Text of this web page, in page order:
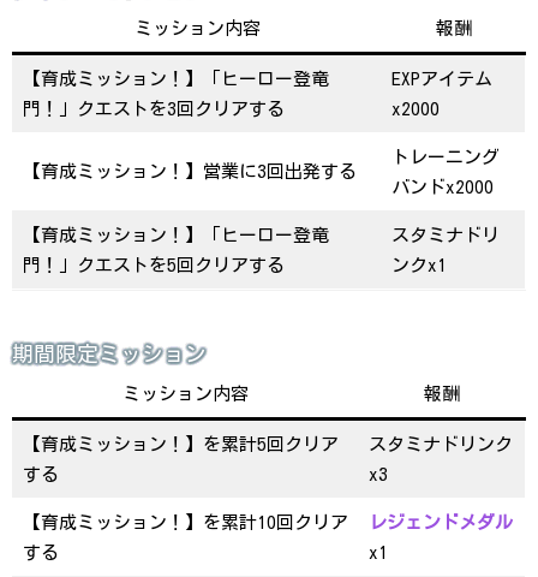
ミッション内容 報酬
【育成ミッション！】「ヒーロー登竜
門！」クエストを3回クリアする
EXPアイテム
x2000
【育成ミッション！】営業に3回出発する
トレーニング
バンドx2000
【育成ミッション！】「ヒーロー登竜
門！」クエストを5回クリアする
スタミナドリ
ンクx1
期間限定ミッション
ミッション内容 報酬
【育成ミッション！】を累計5回クリア
する
スタミナドリンク
x3
【育成ミッション！】を累計10回クリア
する
レジェンドメダル
x1